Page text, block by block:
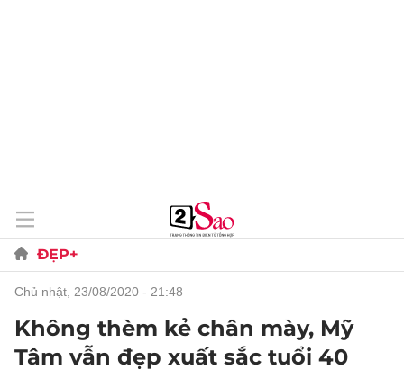
ĐẸP+
chủ nhật, 23/08/2020 - 21:48
Không thèm kẻ chân mày, Mỹ
Tâm vẫn đẹp xuất sắc tuổi 40